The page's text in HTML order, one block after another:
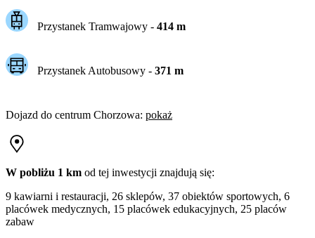
Przystanek Tramwajowy - 414m
Przystanek Autobusowy - 371 m
Dojazd do centrum Chorzowa: pokaż
W pobliżu 1 km od tej inwestycji znajdują się:
9 kawiarni i restauracji, 26 sklepów, 37 obiektów sportowych, 6
placówek medycznych, 15 placówek edukacyjnych, 25 placów
zabaw